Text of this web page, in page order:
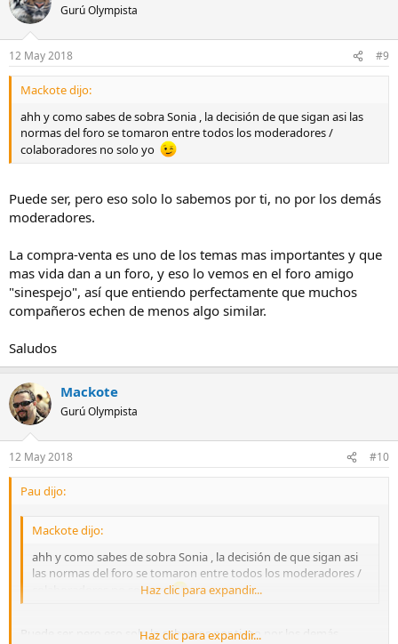
Gurú Olympista
12 May 2018 #9
Mackote dijo:
ahh y como sabes de sobra Sonia , la decisión de que sigan asi las
normas del foro se tomaron entre todos los moderadores /
colaboradores no solo yo
Puede ser, pero eso solo lo sabemos por ti, no por los demás
moderadores.
La compra-venta es uno de los temas mas importantes y que
mas vida dan a un foro, y eso lo vemos en el foro amigo
"sinespejo", así que entiendo perfectamente que muchos
compañeros echen de menos algo similar.
Saludos
Mackote
Gurú Olympista
12 May 2018 #10
Pau dijo:
Mackote dijo:
ahh y como sabes de sobra Sonia , la decisión de que sigan asi
las normas del foro se tomaron entre todos los moderadores /
colaboradores no solo yoHaz clic para expandir...
Puede ser, pero eso solo lo sabemos por ti, no por los demás
Haz clic para expandir...